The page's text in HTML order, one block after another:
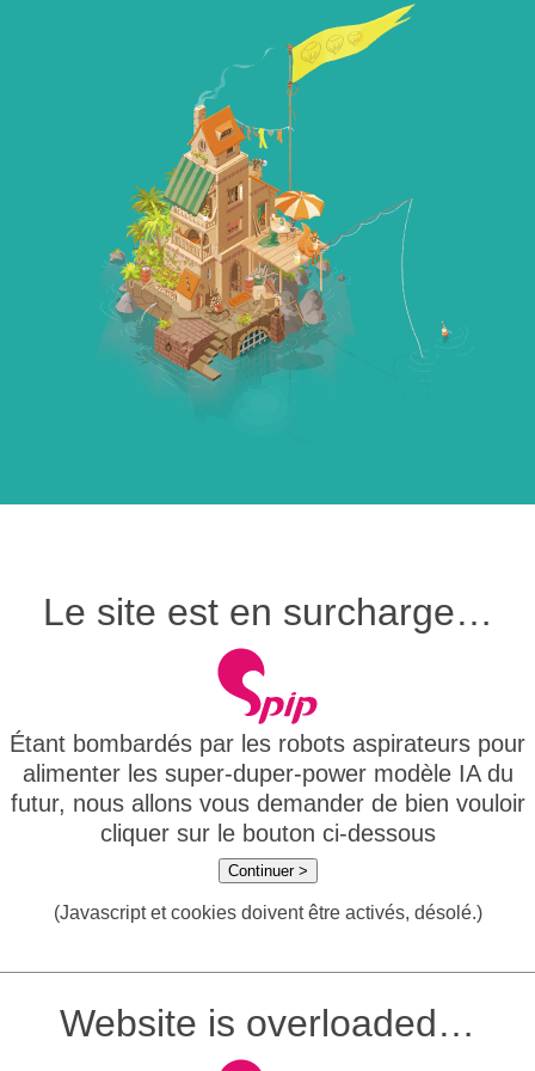
Le site est en surcharge…
Étant bombardés par les robots aspirateurs pour
alimenter les super-duper-power modèle IA du
futur, nous allons vous demander de bien vouloir
cliquer sur le bouton ci-dessous
Continuer >
(Javascript et cookies doivent être activés, désolé.)
Website is overloaded…